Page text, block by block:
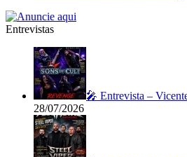
Entrevistas
🎤 Entrevista –
28/07/2026